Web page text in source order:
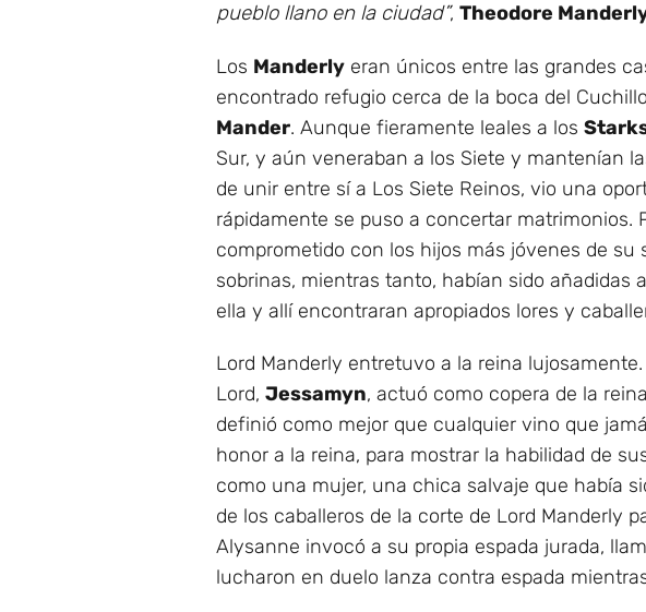
pueblo llano en la ciudad”, Theodore
Los Manderly eran únicos entre las grandes
encontrado refugio cerca de la boca del
Mander. Aunque fieramente leales a los
Sur, y aún veneraban a los Siete y mantenían
de unir entre sí a Los Siete Reinos, vio una
rápidamente se puso a concertar matrimonios.
comprometido con los hijos más jóvenes de
sobrinas, mientras tanto, habían sido añadidas
ella y allí encontraran apropiados lores y
Lord Manderly entretuvo a la reina
Lord, Jessamyn, actuó como copera de la
definió como mejor que cualquier vino que
honor a la reina, para mostrar la habilidad de
como una mujer, una chica salvaje que había
de los caballeros de la corte de Lord Manderly
Alysanne invocó a su propia espada jurada,
lucharon en duelo lanza contra espada